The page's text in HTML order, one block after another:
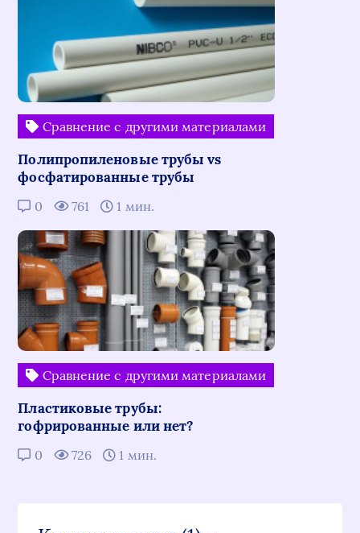
Сравнение с другими материалами
Полипропиленовые трубы vs
фосфатированные трубы
0 761 1 мин.
Сравнение с другими материалами
Пластиковые трубы:
гофрированные или нет?
0 726 1 мин.